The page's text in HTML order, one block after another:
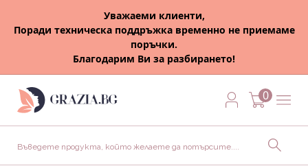
Уважаеми клиенти,
Поради техническа поддръжка временно не приемаме
поръчки.
Благодарим Ви за разбирането!
0